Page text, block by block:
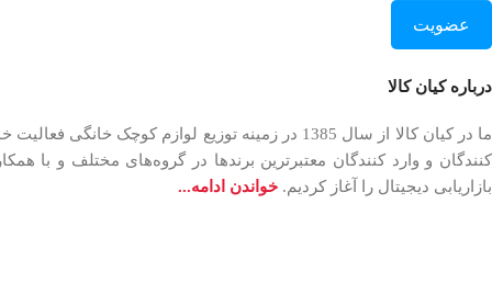
عضویت
درباره کیان کالا
بازاریابی دیجیتال را آغاز کردیم. خواندن ادامه...